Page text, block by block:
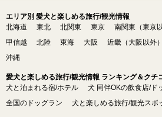
エリア別 愛犬と楽しめる旅行/観光情報
北海道
東北 北関東 東京 南関東（東京以
甲信越
北陸 東海 大阪 近畿（大阪以外）
沖縄
愛犬と楽しめる旅行/観光情報 ランキング＆クチ
犬と泊まれる宿/ホテル
犬 同伴OKの飲食店/ド
全国のドッグラン
犬と楽しめる旅行/観光スポ